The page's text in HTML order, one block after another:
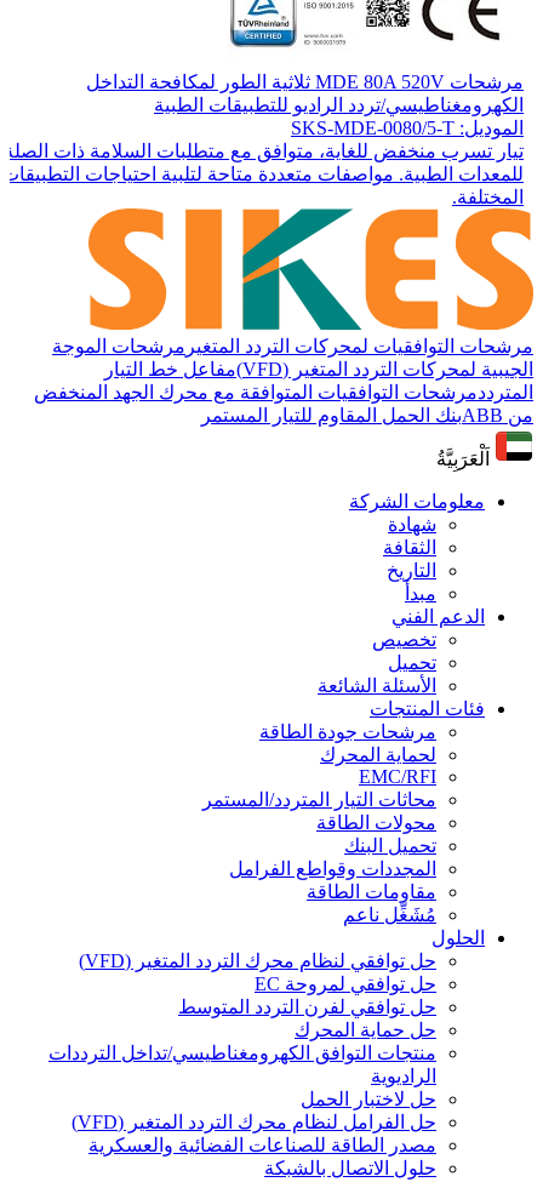
مرشحات MDE 80A 520V ثلاثية الطور لمكافحة التداخل
الكهرومغناطيسي/تردد الراديو للتطبيقات الطبية
الموديل: SKS-MDE-0080/5-T
تيار تسرب منخفض للغاية، متوافق مع متطلبات السلامة ذات الصلة
للمعدات الطبية. مواصفات متعددة متاحة لتلبية احتياجات التطبيقات
المختلفة.
مرشحات التوافقيات لمحركات التردد المتغير مرشحات الموجة
الجيبية لمحركات التردد المتغير (VFD)
مفاعل خط التيار
المترددمرشحات التوافقيات المتوافقة مع محرك الجهد المنخفض
من ABB
بنك الحمل المقاوم للتيار المستمر
اَلْعَرَبِيَّةُ
معلومات الشركة
شهادة
الثقافة
التاريخ
مبدأ
الدعم الفني
تخصيص
تحميل
الأسئلة الشائعة
فئات المنتجات
مرشحات جودة الطاقة
لحماية المحرك
EMC/RFI
محاثات التيار المتردد/المستمر
محولات الطاقة
تحميل البنك
المجددات وقواطع الفرامل
مقاومات الطاقة
مُشَغِّل ناعم
الحلول
حل توافقي لنظام محرك التردد المتغير (VFD)
حل توافقي لمروحة EC
حل توافقي لفرن التردد المتوسط
حل حماية المحرك
منتجات التوافق الكهرومغناطيسي/تداخل الترددات
الراديوية
حل لاختبار الحمل
حل الفرامل لنظام محرك التردد المتغير (VFD)
مصدر الطاقة للصناعات الفضائية والعسكرية
حلول الاتصال بالشبكة